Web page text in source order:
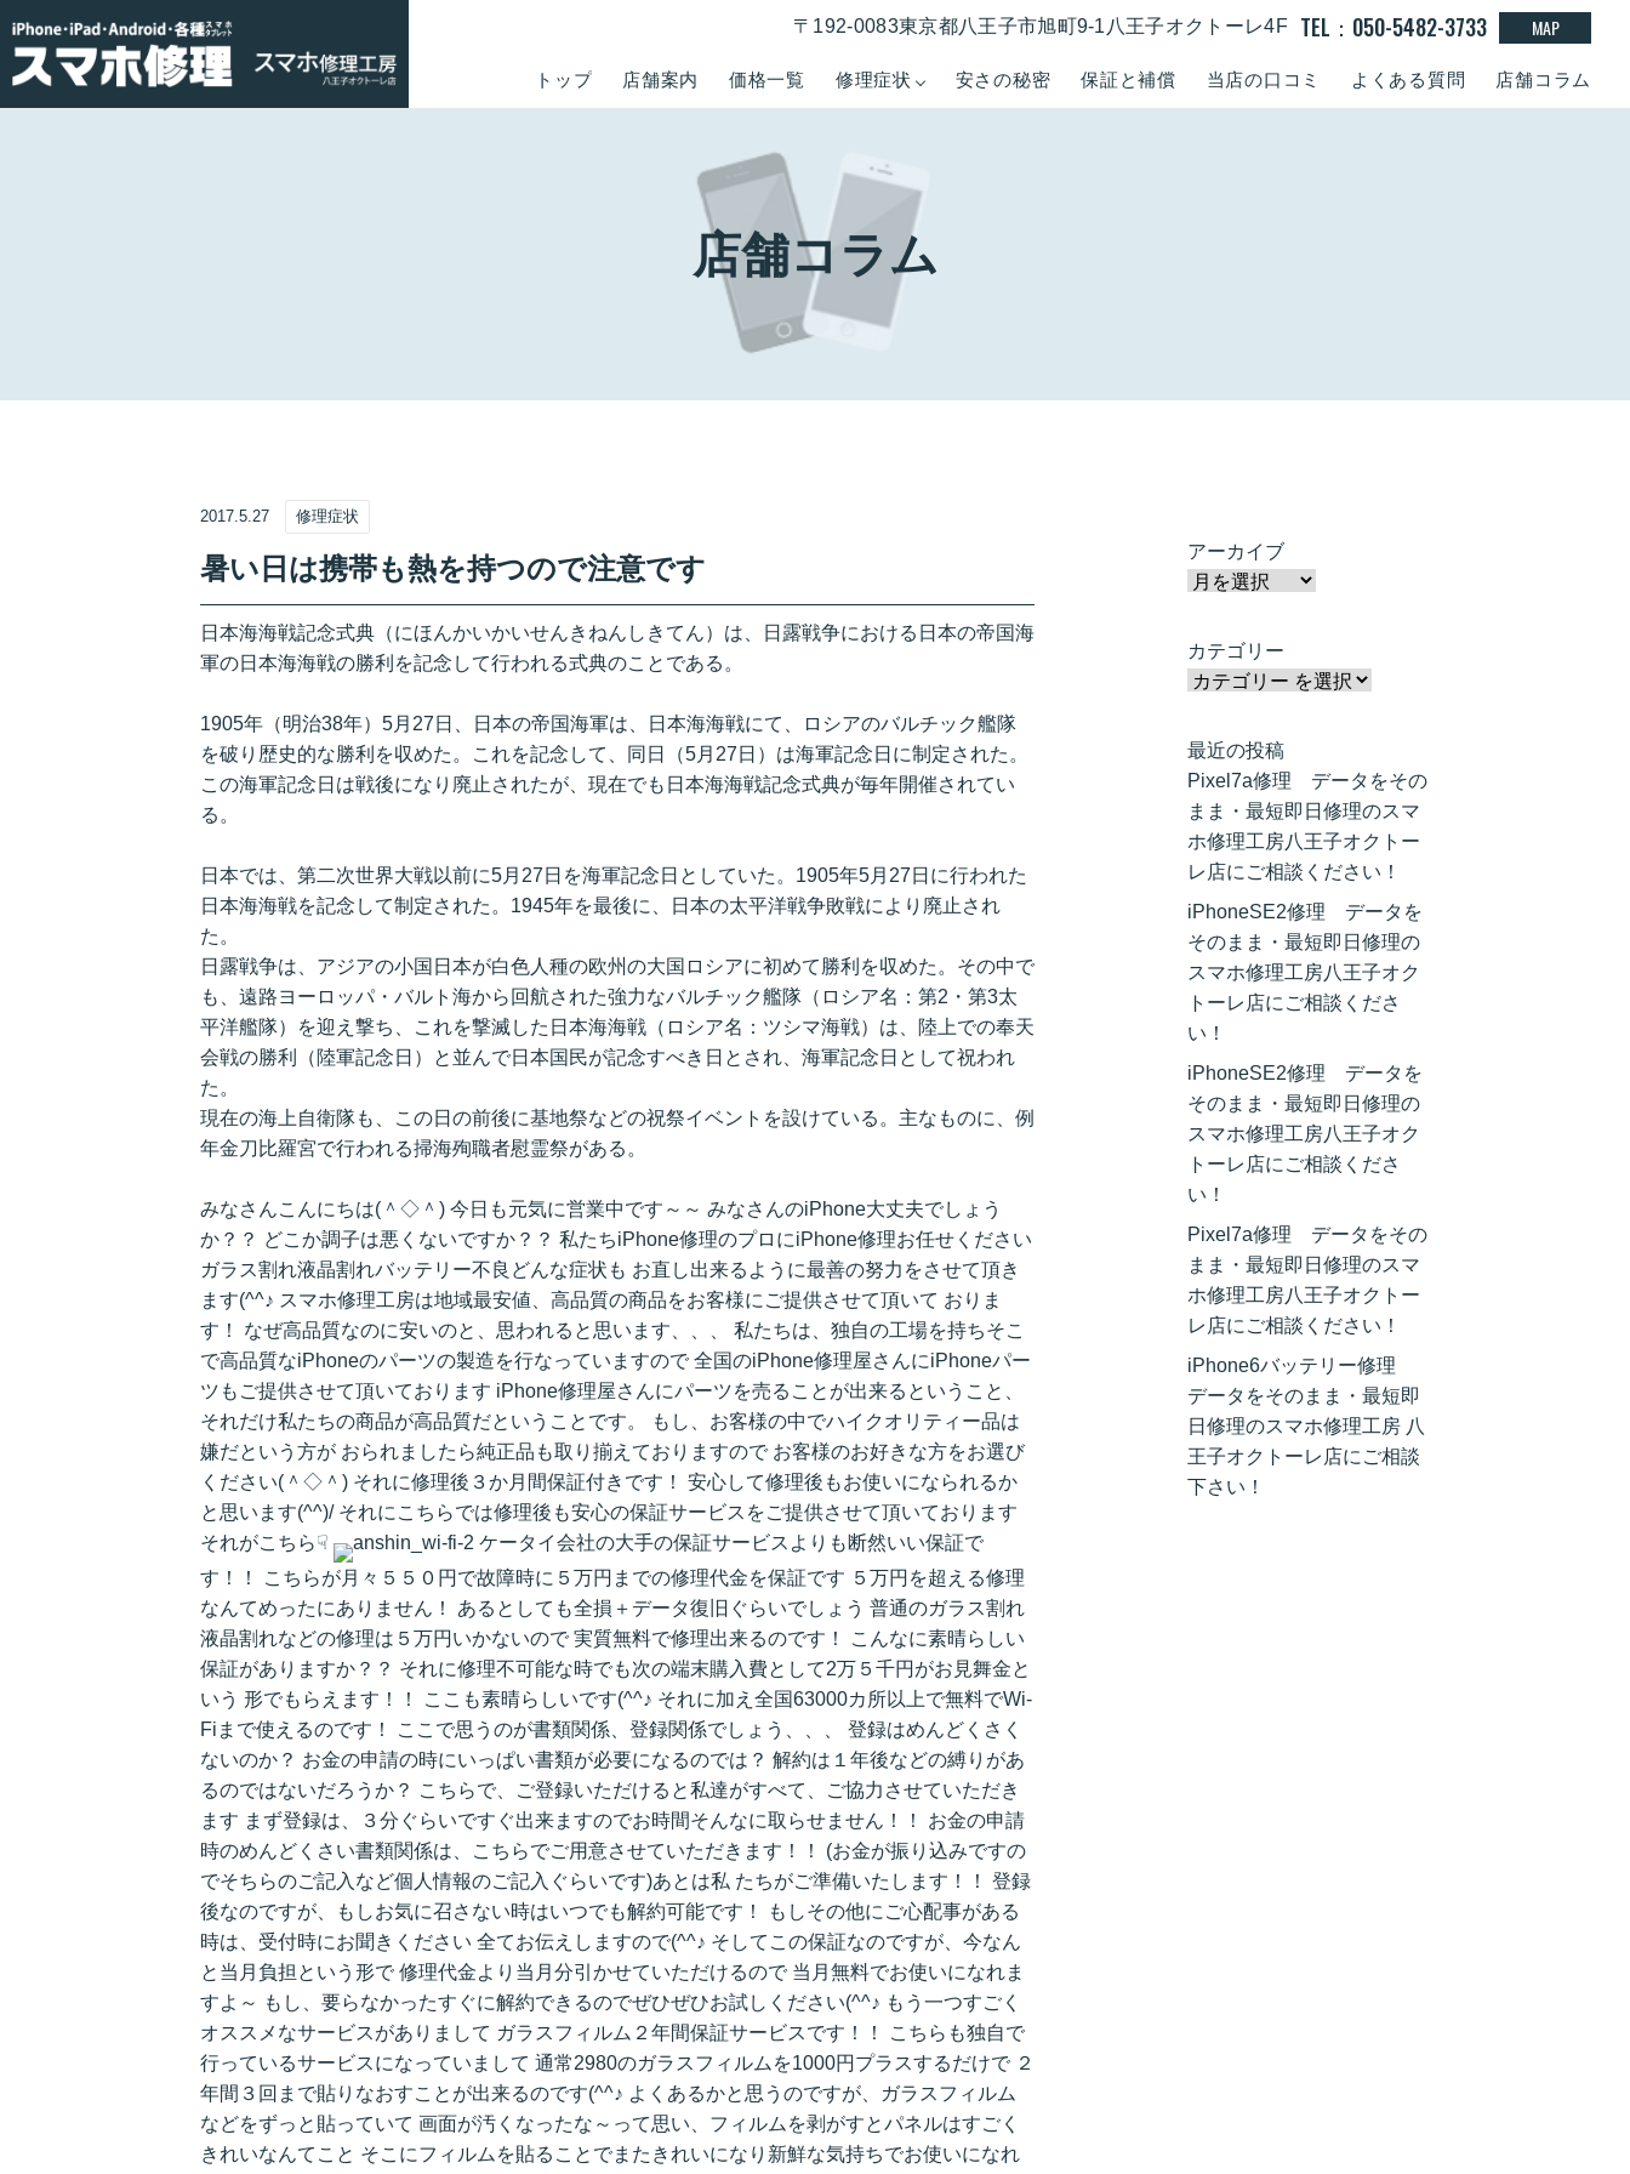
トップ 店舗案内 価格一覧 修理症状 安さの秘密 保証と補償 当店の口コミ よくある質問 店舗コラム
〒192-0083東京都八王子市旭町9-1八王子オクトーレ4F TEL：050-5482-3733 MAP
店舗コラム
2017.5.27 修理症状
暑い日は携帯も熱を持つので注意です
日本海海戦記念式典（にほんかいかいせんきねんしきてん）は、日露戦争における日本の帝国海
軍の日本海海戦の勝利を記念して行われる式典のことである。
1905年（明治38年）5月27日、日本の帝国海軍は、日本海海戦にて、ロシアのバルチック艦隊
を破り歴史的な勝利を収めた。これを記念して、同日（5月27日）は海軍記念日に制定された。
この海軍記念日は戦後になり廃止されたが、現在でも日本海海戦記念式典が毎年開催されてい
る。
日本では、第二次世界大戦以前に5月27日を海軍記念日としていた。1905年5月27日に行われた
日本海海戦を記念して制定された。1945年を最後に、日本の太平洋戦争敗戦により廃止され
た。
日露戦争は、アジアの小国日本が白色人種の欧州の大国ロシアに初めて勝利を収めた。その中で
も、遠路ヨーロッパ・バルト海から回航された強力なバルチック艦隊（ロシア名：第2・第3太
平洋艦隊）を迎え撃ち、これを撃滅した日本海海戦（ロシア名：ツシマ海戦）は、陸上での奉天
会戦の勝利（陸軍記念日）と並んで日本国民が記念すべき日とされ、海軍記念日として祝われ
た。
現在の海上自衛隊も、この日の前後に基地祭などの祝祭イベントを設けている。主なものに、例
年金刀比羅宮で行われる掃海殉職者慰霊祭がある。
みなさんこんにちは(＾◇＾) 今日も元気に営業中です～～ みなさんのiPhone大丈夫でしょう
か？？ どこか調子は悪くないですか？？ 私たちiPhone修理のプロにiPhone修理お任せください
ガラス割れ液晶割れバッテリー不良どんな症状も お直し出来るように最善の努力をさせて頂き
ます(^^♪ スマホ修理工房は地域最安値、高品質の商品をお客様にご提供させて頂いて おりま
す！ なぜ高品質なのに安いのと、思われると思います、、、 私たちは、独自の工場を持ちそこ
で高品質なiPhoneのパーツの製造を行なっていますので 全国のiPhone修理屋さんにiPhoneパー
ツもご提供させて頂いております iPhone修理屋さんにパーツを売ることが出来るということ、
それだけ私たちの商品が高品質だということです。 もし、お客様の中でハイクオリティー品は
嫌だという方が おられましたら純正品も取り揃えておりますので お客様のお好きな方をお選び
ください(＾◇＾) それに修理後３か月間保証付きです！ 安心して修理後もお使いになられるか
と思います(^^)/ それにこちらでは修理後も安心の保証サービスをご提供させて頂いております
それがこちら☟
ケータイ会社の大手の保証サービスよりも断然いい保証で
す！！ こちらが月々５５０円で故障時に５万円までの修理代金を保証です ５万円を超える修理
なんてめったにありません！ あるとしても全損＋データ復旧ぐらいでしょう 普通のガラス割れ
液晶割れなどの修理は５万円いかないので 実質無料で修理出来るのです！ こんなに素晴らしい
保証がありますか？？ それに修理不可能な時でも次の端末購入費として2万５千円がお見舞金と
いう 形でもらえます！！ ここも素晴らしいです(^^♪ それに加え全国63000カ所以上で無料でWi-
Fiまで使えるのです！ ここで思うのが書類関係、登録関係でしょう、、、 登録はめんどくさく
ないのか？ お金の申請の時にいっぱい書類が必要になるのでは？ 解約は１年後などの縛りがあ
るのではないだろうか？ こちらで、ご登録いただけると私達がすべて、ご協力させていただき
ます まず登録は、３分ぐらいですぐ出来ますのでお時間そんなに取らせません！！ お金の申請
時のめんどくさい書類関係は、こちらでご用意させていただきます！！ (お金が振り込みですの
でそちらのご記入など個人情報のご記入ぐらいです)あとは私 たちがご準備いたします！！ 登録
後なのですが、もしお気に召さない時はいつでも解約可能です！ もしその他にご心配事がある
時は、受付時にお聞きください 全てお伝えしますので(^^♪ そしてこの保証なのですが、今なん
と当月負担という形で 修理代金より当月分引かせていただけるので 当月無料でお使いになれま
すよ～ もし、要らなかったすぐに解約できるのでぜひぜひお試しください(^^♪ もう一つすごく
オススメなサービスがありまして ガラスフィルム２年間保証サービスです！！ こちらも独自で
行っているサービスになっていまして 通常2980のガラスフィルムを1000円プラスするだけで ２
年間３回まで貼りなおすことが出来るのです(^^♪ よくあるかと思うのですが、ガラスフィルム
などをずっと貼っていて 画面が汚くなったな～って思い、フィルムを剥がすとパネルはすごく
きれいなんてこと そこにフィルムを貼ることでまたきれいになり新鮮な気持ちでお使いになれ
アーカイブ
カテゴリー
最近の投稿
Pixel7a修理 データをその
まま・最短即日修理のスマ
ホ修理工房八王子オクトー
レ店にご相談ください！
iPhoneSE2修理 データを
そのまま・最短即日修理の
スマホ修理工房八王子オク
トーレ店にご相談くださ
い！
iPhoneSE2修理 データを
そのまま・最短即日修理の
スマホ修理工房八王子オク
トーレ店にご相談くださ
い！
Pixel7a修理 データをその
まま・最短即日修理のスマ
ホ修理工房八王子オクトー
レ店にご相談ください！
iPhone6バッテリー修理
データをそのまま・最短即
日修理のスマホ修理工房 八
王子オクトーレ店にご相談
下さい！